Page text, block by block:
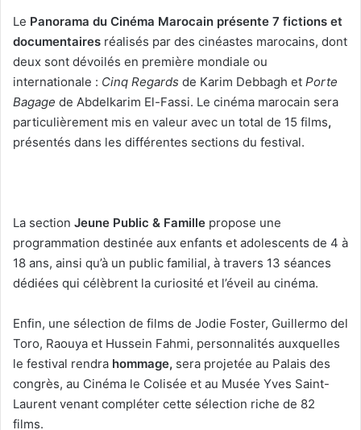
Le Panorama du Cinéma Marocain présente 7 fictions et
documentaires réalisés par des cinéastes marocains, dont
deux sont dévoilés en première mondiale ou
internationale : Cinq Regards de Karim Debbagh et Porte
Bagage de Abdelkarim El-Fassi. Le cinéma marocain sera
particulièrement mis en valeur avec un total de 15 films,
présentés dans les différentes sections du festival.
La section Jeune Public & Famille propose une
programmation destinée aux enfants et adolescents de 4 à
18 ans, ainsi qu’à un public familial, à travers 13 séances
dédiées qui célèbrent la curiosité et l’éveil au cinéma.
Enfin, une sélection de films de Jodie Foster, Guillermo del
Toro, Raouya et Hussein Fahmi, personnalités auxquelles
le festival rendra hommage, sera projetée au Palais des
congrès, au Cinéma le Colisée et au Musée Yves Saint-
Laurent venant compléter cette sélection riche de 82
films.